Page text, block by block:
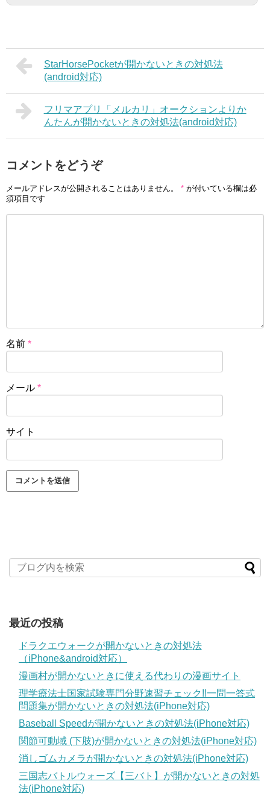
StarHorsePocketが開かないときの対処法
(android対応)
フリマアプリ「メルカリ」オークションよりか
んたんが開かないときの対処法(android対応)
コメントをどうぞ
メールアドレスが公開されることはありません。 * が付いている欄は必
須項目です
名前 *
メール *
サイト
最近の投稿
ドラクエウォークが開かないときの対処法
（iPhone&android対応）
漫画村が開かないときに使える代わりの漫画サイト
理学療法士国家試験専門分野速習チェック!!一問一答式
問題集が開かないときの対処法(iPhone対応)
Baseball Speedが開かないときの対処法(iPhone対応)
関節可動域 (下肢)が開かないときの対処法(iPhone対応)
消しゴムカメラが開かないときの対処法(iPhone対応)
三国志バトルウォーズ【三バト】が開かないときの対処
法(iPhone対応)